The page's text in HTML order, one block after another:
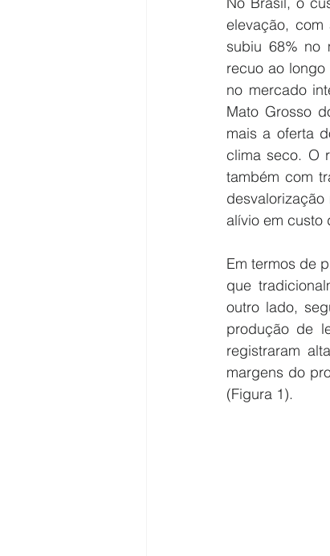
elevação,
subiu 68% no
recuo ao
no mercado
Mato Grosso
mais a oferta
clima seco. O
também com
alívio em custo
Em termos de
que
outro lado,
produção de
registraram
margens do
(Figura 1).